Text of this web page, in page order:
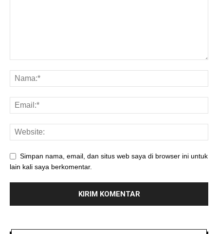
Simpan nama, email, dan situs web saya di browser ini untuk
lain kali saya berkomentar.